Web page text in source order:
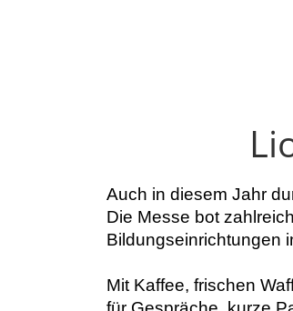
Auch in diesem Jahr
Die Messe bot
Bildungseinrichtungen
Mit Kaffee, frischen